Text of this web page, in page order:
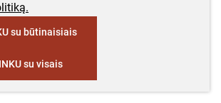
su būtinaisiais
su visais